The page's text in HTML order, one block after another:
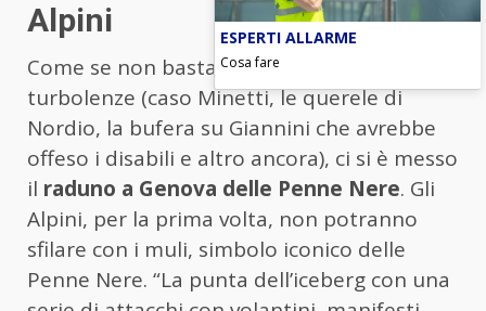
Alpini
Come se non bastassero le ultime
turbolenze (caso Minetti, le querele di
Nordio, la bufera su Giannini che avrebbe
offeso i disabili e altro ancora), ci si è messo
il raduno a Genova delle Penne Nere. Gli
Alpini, per la prima volta, non potranno
sfilare con i muli, simbolo iconico delle
Penne Nere. “La punta dell’iceberg con una
ESPERTI ALLARME
Cosa fare